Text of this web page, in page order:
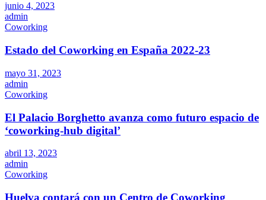
junio 4, 2023
admin
Coworking
Estado del Coworking en España 2022-23
mayo 31, 2023
admin
Coworking
El Palacio Borghetto avanza como futuro espacio de
‘coworking-hub digital’
abril 13, 2023
admin
Coworking
Huelva contará con un Centro de Coworking